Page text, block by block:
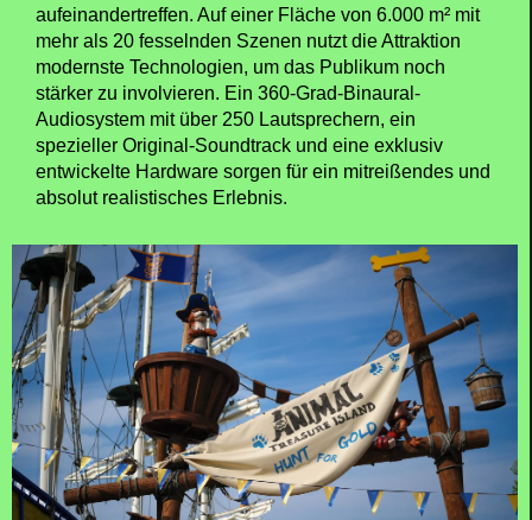
aufeinandertreffen. Auf einer Fläche von 6.000 m² mit
mehr als 20 fesselnden Szenen nutzt die Attraktion
modernste Technologien, um das Publikum noch
stärker zu involvieren. Ein 360-Grad-Binaural-
Audiosystem mit über 250 Lautsprechern, ein
spezieller Original-Soundtrack und eine exklusiv
entwickelte Hardware sorgen für ein mitreißendes und
absolut realistisches Erlebnis.